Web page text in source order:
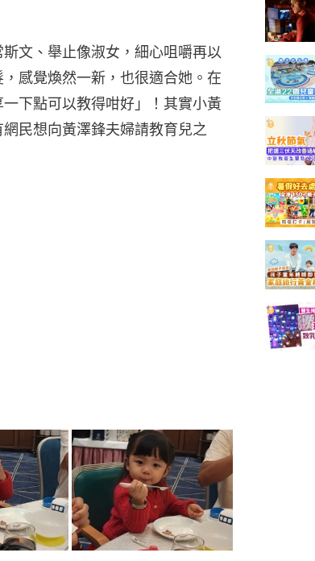
文、舉止像淑女，細心咀嚼再以
感覺煥然一新，也很適合她。在
下點可以教得咁好」！其實小黃
民想向黃澤鋒夫婦請教育兒之